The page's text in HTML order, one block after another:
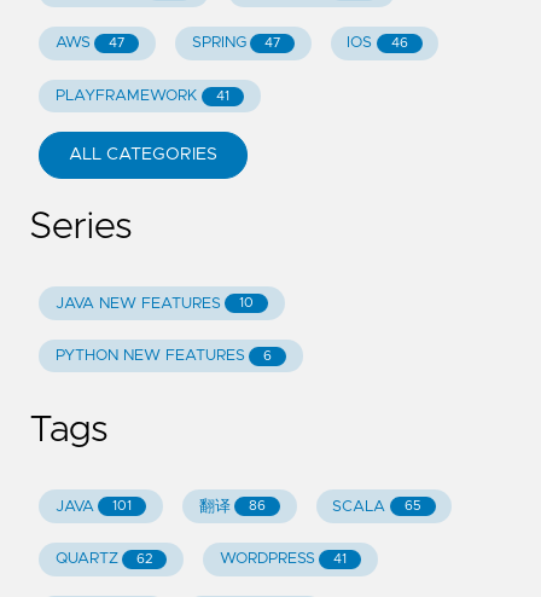
AWS 47 SPRING 47 IOS 46
PLAYFRAMEWORK 41
ALL CATEGORIES
Series
JAVA NEW FEATURES 10
PYTHON NEW FEATURES 6
Tags
JAVA 101 翻译 86 SCALA 65
QUARTZ 62 WORDPRESS 41